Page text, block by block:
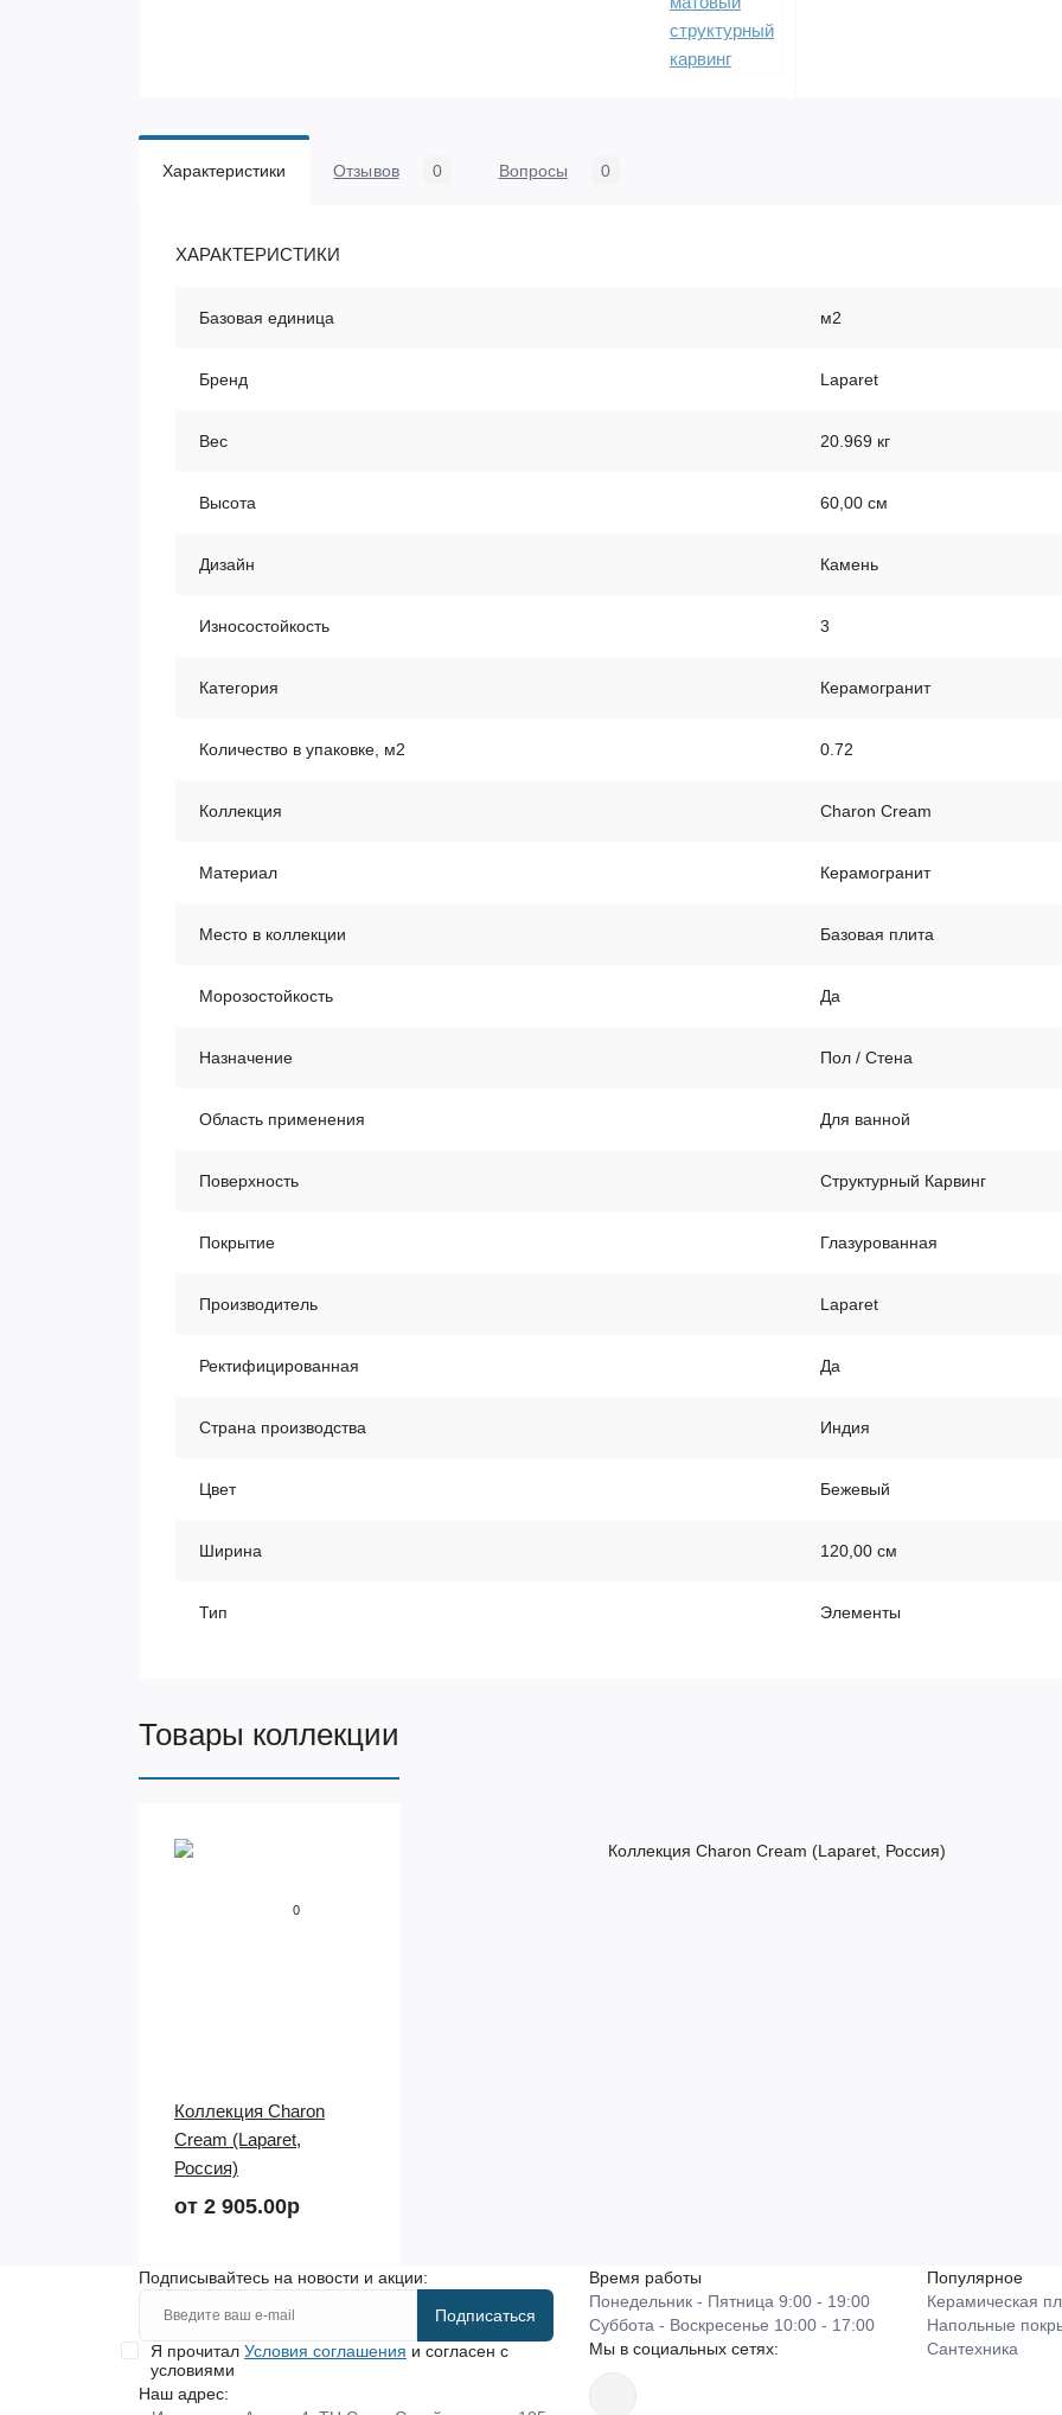
Характеристики Отзывов 0 Вопросы 0
ХАРАКТЕРИСТИКИ
Базовая единица м2
Бренд Laparet
Вес 20.969 кг
Высота 60,00 см
Дизайн Камень
Износостойкость 3
Категория Керамогранит
Количество в упаковке, м2 0.72
Коллекция Charon Cream
Материал Керамогранит
Место в коллекции Базовая плита
Морозостойкость Да
Назначение Пол / Стена
Область применения Для ванной
Поверхность Cтруктурный Карвинг
Покрытие Глазурованная
Производитель Laparet
Ректифицированная Да
Страна производства Индия
Цвет Бежевый
Ширина 120,00 см
Тип Элементы
Товары коллекции
0
Коллекция Charon
Cream (Laparet,
Россия)
от 2 905.00р
Подписывайтесь на новости и акции:
Подписаться
Я прочитал Условия соглашения и согласен с
условиями
Наш адрес:
Время работы
Понедельник - Пятница 9:00 - 19:00
Суббота - Воскресенье 10:00 - 17:00
Мы в социальных сетях:
Популярное
Керамическая
Напольные
Сантехника